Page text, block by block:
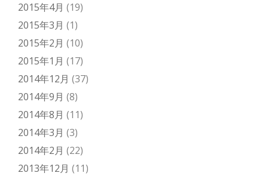
2015年4月 (19)
2015年3月 (1)
2015年2月 (10)
2015年1月 (17)
2014年12月 (37)
2014年9月 (8)
2014年8月 (11)
2014年3月 (3)
2014年2月 (22)
2013年12月 (11)